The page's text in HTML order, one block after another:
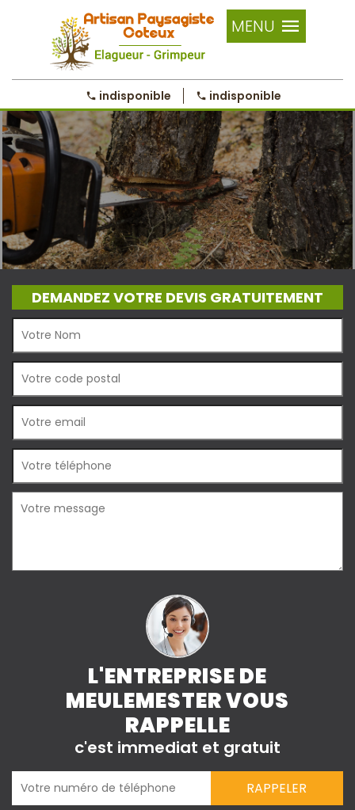
MENU
indisponible indisponible
DEMANDEZ VOTRE DEVIS GRATUITEMENT
L'ENTREPRISE DE
MEULEMESTER VOUS
RAPPELLE
c'est immediat et gratuit